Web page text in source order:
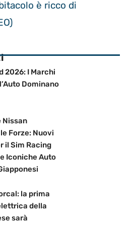
è ricco di
2026: I Marchi
Dominano
Nissan
Forze: Nuovi
il Sim Racing
Iconiche Auto
la prima
della
sarà